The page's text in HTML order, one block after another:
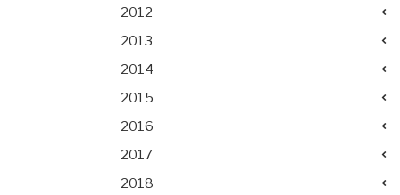
2012
2013
2014
2015
2016
2017
2018